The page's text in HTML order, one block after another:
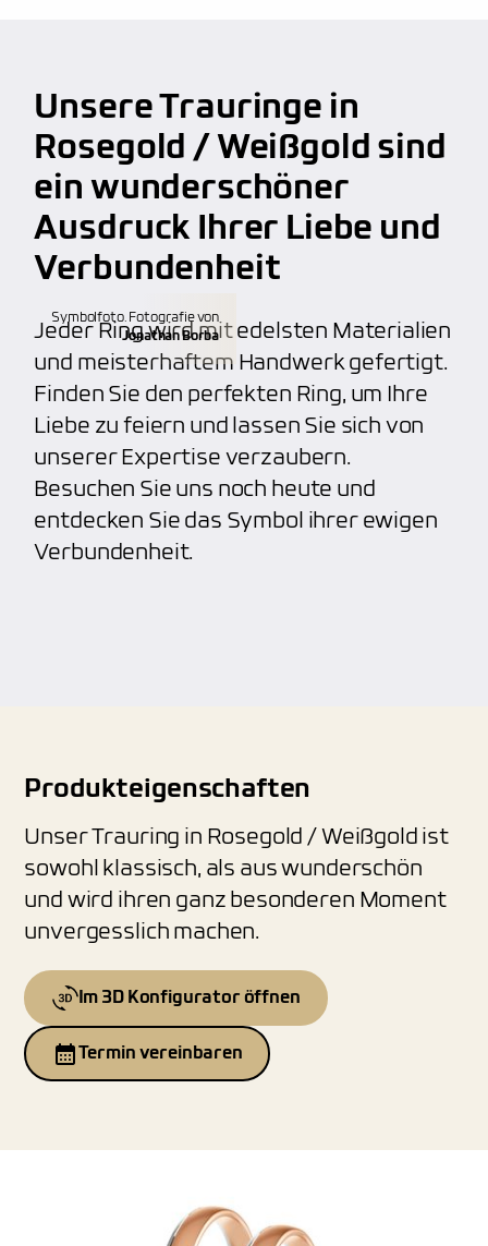
100% Nickelfrei
hoher Qualitätsstandard, unabhängig von dem
Budget
kostenfreie Weitenänderung(verkleinern,
vergrößern)
kostenfreie Aufarbeitung(polieren, mattieren)
individuelle Gravuren(Fingerabdruck, etc.)
Anfertigung von individuellen Trauringen
Unsere Trauringe in
Rosegold / Weißgold sind
ein wunderschöner
Ausdruck Ihrer Liebe und
Verbundenheit
Jeder Ring wird mit edelsten Materialien
und meisterhaftem Handwerk gefertigt.
Finden Sie den perfekten Ring, um Ihre
Liebe zu feiern und lassen Sie sich von
unserer Expertise verzaubern.
Besuchen Sie uns noch heute und
entdecken Sie das Symbol ihrer ewigen
Verbundenheit.
Symbolfoto. Fotografie von
Jonathan Borba
Produkteigenschaften
Unser Trauring in Rosegold / Weißgold ist
sowohl klassisch, als aus wunderschön
und wird ihren ganz besonderen Moment
unvergesslich machen.
Im 3D Konfigurator öffnen
Termin vereinbaren